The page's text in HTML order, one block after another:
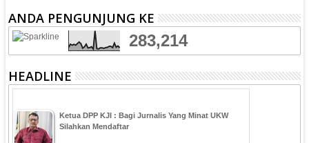
ANDA PENGUNJUNG KE
283,214
HEADLINE
Ketua DPP KJI : Bagi Jurnalis Yang Minat UKW
Silahkan Mendaftar